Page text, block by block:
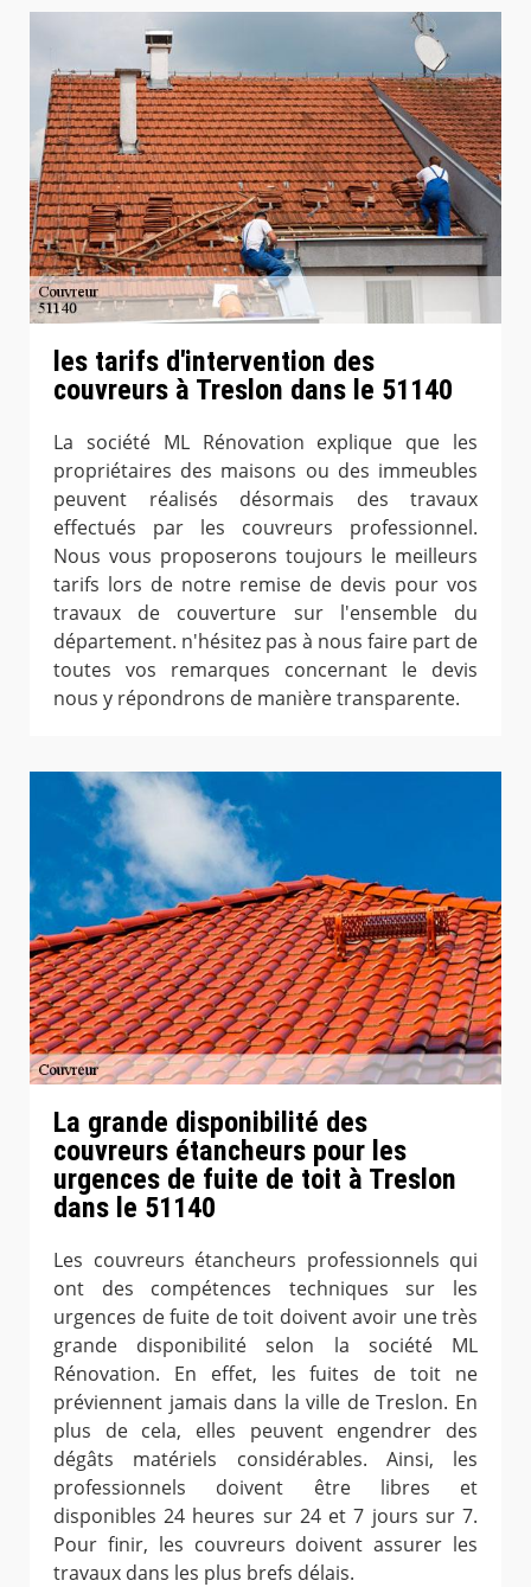
les tarifs d'intervention des
couvreurs à Treslon dans le 51140
La société ML Rénovation explique que les
propriétaires des maisons ou des immeubles
peuvent réalisés désormais des travaux
effectués par les couvreurs professionnel.
Nous vous proposerons toujours le meilleurs
tarifs lors de notre remise de devis pour vos
travaux de couverture sur l'ensemble du
département. n'hésitez pas à nous faire part de
toutes vos remarques concernant le devis
nous y répondrons de manière transparente.
La grande disponibilité des
couvreurs étancheurs pour les
urgences de fuite de toit à Treslon
dans le 51140
Les couvreurs étancheurs professionnels qui
ont des compétences techniques sur les
urgences de fuite de toit doivent avoir une très
grande disponibilité selon la société ML
Rénovation. En effet, les fuites de toit ne
préviennent jamais dans la ville de Treslon. En
plus de cela, elles peuvent engendrer des
dégâts matériels considérables. Ainsi, les
professionnels doivent être libres et
disponibles 24 heures sur 24 et 7 jours sur 7.
Pour finir, les couvreurs doivent assurer les
travaux dans les plus brefs délais.